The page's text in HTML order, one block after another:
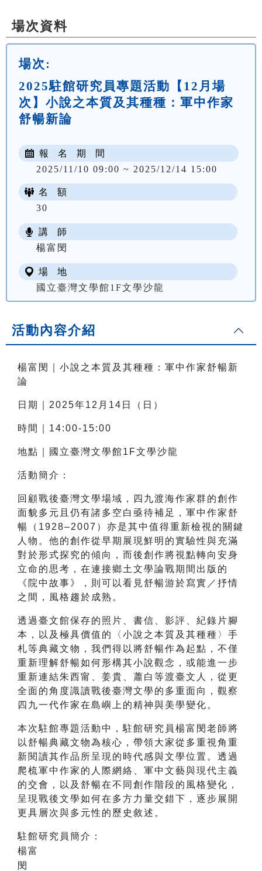
場次資料
場次:
2025駐館研究員專題活動【12月場
次】小說之本質及其種種：軍中作家
舒暢新論
報 名 期 間
2025/11/10 09:00 ~ 2025/12/14 15:00
名 額
30
講 師
楊富閔
場 地
國立臺灣文學館1F文學沙龍
活動內容介紹
楊富閔
小說之本質及其種種：軍中作家舒暢新
論
日期｜2025年12月14日（日）
時間｜14:00-15:00
地點｜國立臺灣文學館1F文學沙龍
活動簡介：
回顧戰後臺灣文學場域，四九渡海作家群的創作
面貌多元且仍有諸多空白亟待補足，軍中作家舒
暢（1928–2007）亦是其中值得重新檢視的關鍵
人物。他的創作從早期展現鮮明的實驗性與充滿
對於形式探究的傾向，而後創作將視點轉向安身
立命的思考，在連接鄉土文學論戰期間出版的
《院中故事》，則可以看見舒暢游於寫實／抒情
之間，風格趨於成熟。
透過臺文館保存的照片、書信、影評、紀錄片腳
本，以及極具價值的〈小說之本質及其種種〉手
札等典藏文物，我們得以將舒暢作為起點，不僅
重新理解舒暢如何形構其小說觀念，或能進一步
重新連結朱西甯、姜貴、蕭白等渡臺文人，從更
全面的角度識讀戰後臺灣文學的多重面向，觀察
四九一代作家在島嶼上的精神與美學變化。
本次駐館專題活動中，駐館研究員楊富閔老師將
以舒暢典藏文物為核心，帶領大家從多重視角重
新閱讀其作品所呈現的時代感與文學位置。透過
爬梳軍中作家的人際網絡、軍中文藝與現代主義
的交會，以及舒暢在不同創作階段的風格變化，
呈現戰後文學如何在多方力量交錯下，逐步展開
更具層次與多元性的歷史敘述。
楊富
閔